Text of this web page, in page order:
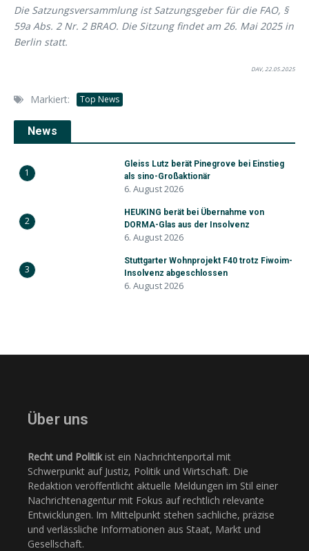
Die Satzungsversammlung ist Satzungsgeber für die FAO, §
59a Abs. 2 Nr. 2 BRAO. Die Sitzung findet am 26. Mai 2025 in
Berlin statt.
DAV, 22.05.2025
Markiert: Top News
News
1
Gleiss Lutz berät Pinegrove bei Einstieg
als sino-Großaktionär
6. August 2026
2
HEUKING berät bei Übernahme von
DORMA-Glas aus der Insolvenz
6. August 2026
3
Stuttgarter Wohnprojekt F40 trotz Fiwoim-
Insolvenz abgeschlossen
6. August 2026
Über uns
Recht und Politikist ein Nachrichtenportal mit
Schwerpunkt auf Justiz, Politik und Wirtschaft. Die
Redaktion veröffentlicht aktuelle Meldungen im Stil einer
Nachrichtenagentur mit Fokus auf rechtlich relevante
Entwicklungen. Im Mittelpunkt stehen sachliche, präzise
und verlässliche Informationen aus Staat, Markt und
Gesellschaft.